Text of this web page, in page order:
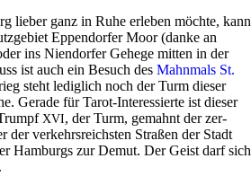
lieber ganz in Ruhe erleben möchte, kann
Eppen­dorfer Moor (danke an
ins Nien­dorfer Gehege mitten in der
ist auch ein Besuch des Mahn­mals St.
steht ledig­lich noch der Turm dieser
Gerade für Tarot-Inter­es­sierte ist dieser
XVI, der Turm, gemahnt der zer­
der ver­kehrs­reich­sten Straßen der Stadt
Ham­burgs zur Demut. Der Geist darf sich